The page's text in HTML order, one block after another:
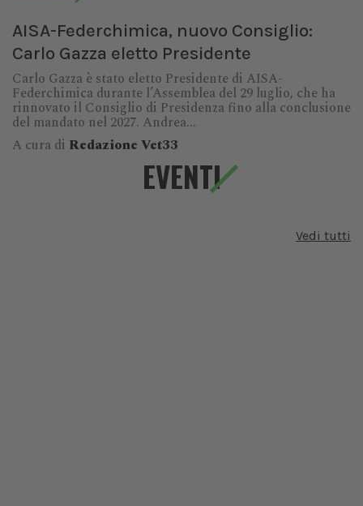
AISA-Federchimica, nuovo Consiglio:
Carlo Gazza eletto Presidente
Carlo Gazza è stato eletto Presidente di AISA-
Federchimica durante l’Assemblea del 29 luglio, che ha
rinnovato il Consiglio di Presidenza fino alla conclusione
del mandato nel 2027. Andrea...
A cura di Redazione Vet33
EVENTI
Vedi tutti